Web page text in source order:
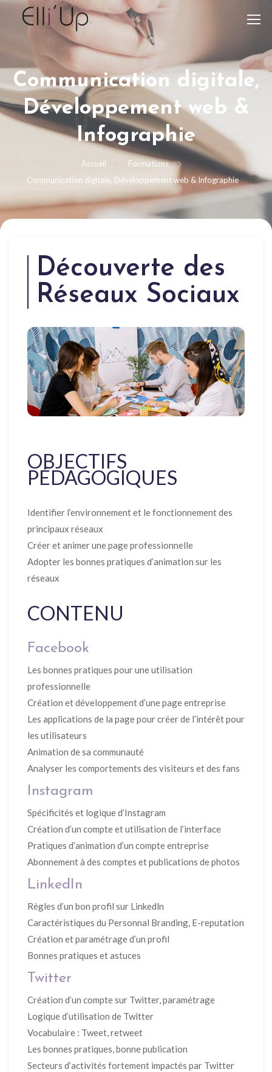
Communication digitale,
Développement web &
Infographie
Accueil
Formations
Communication digitale, Développement web & Infographie
Découverte des
Réseaux Sociaux
OBJECTIFS
PÉDAGOGIQUES
Identifier l’environnement et le fonctionnement des
principaux réseaux
Créer et animer une page professionnelle
Adopter les bonnes pratiques d’animation sur les
réseaux
CONTENU
Facebook
Les bonnes pratiques pour une utilisation
professionnelle
Création et développement d’une page entreprise
Les applications de la page pour créer de l’intérêt pour
les utilisateurs
Animation de sa communauté
Analyser les comportements des visiteurs et des fans
Instagram
Spécificités et logique d’Instagram
Création d’un compte et utilisation de l’interface
Pratiques d’animation d’un compte entreprise
Abonnement à des comptes et publications de photos
LinkedIn
Règles d’un bon profil sur Linkedln
Caractéristiques du Personnal Branding, E-reputation
Création et paramétrage d’un profil
Bonnes pratiques et astuces
Twitter
Création d’un compte sur Twitter, paramétrage
Logique d’utilisation de Twitter
Vocabulaire : Tweet, retweet
Les bonnes pratiques, bonne publication
Secteurs d’activités fortement impactés par Twitter